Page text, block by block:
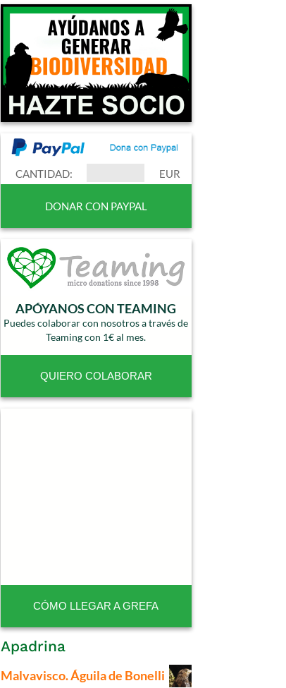
CANTIDAD: EUR
APÓYANOS CON TEAMING
Puedes colaborar con nosotros a través de
Teaming con 1€ al mes.
QUIERO COLABORAR
CÓMO LLEGAR A GREFA
Apadrina
Malvavisco. Águila de Bonelli